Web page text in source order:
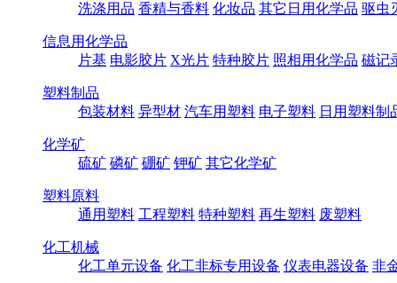
洗涤用品 香精与香料 化妆品 其它日用化学品 驱虫
信息用化学品
片基 电影胶片 X光片 特种胶片 照相用化学品 磁记
塑料制品
包装材料 异型材 汽车用塑料 电子塑料 日用塑料制
化学矿
硫矿 磷矿 硼矿 钾矿 其它化学矿
塑料原料
通用塑料 工程塑料 特种塑料 再生塑料 废塑料
化工机械
化工单元设备 化工非标专用设备 仪表电器设备 非